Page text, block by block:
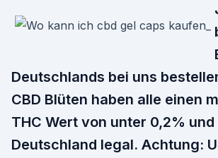
Deutschlands bei uns
CBD Blüten haben alle einen
THC Wert von unter 0,2%
Deutschland legal. Achtung: